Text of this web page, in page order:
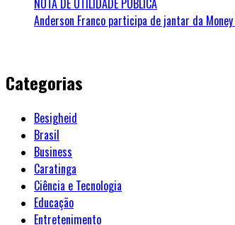
NOTA DE UTILIDADE PÚBLICA
Anderson Franco participa de jantar da
Categorias
Besigheid
Brasil
Business
Caratinga
Ciência e Tecnologia
Educação
Entretenimento